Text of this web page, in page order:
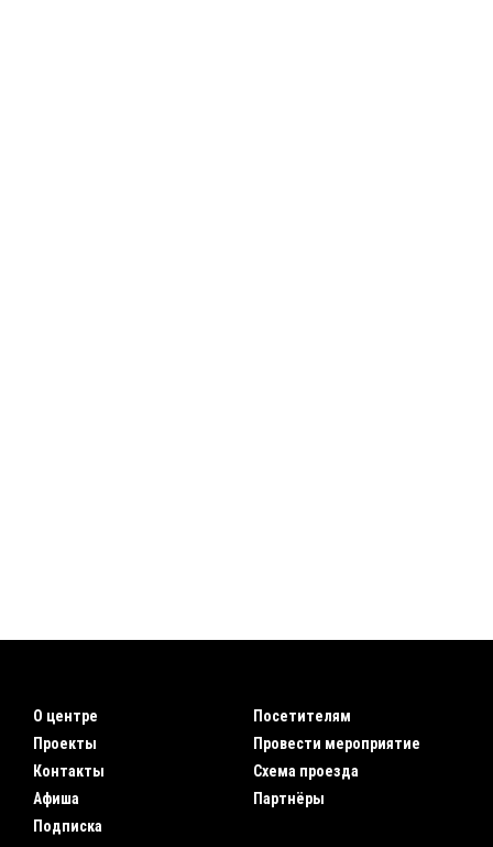
О центре
Проекты
Контакты
Афиша
Подписка
Посетителям
Провести мероприятие
Схема проезда
Партнёры